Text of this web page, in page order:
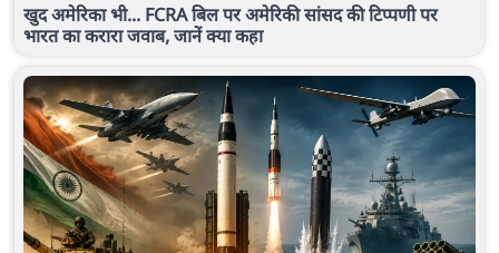
खुद अमेरिका भी... FCRA बिल पर अमेरिकी सांसद की टिप्पणी पर
भारत का करारा जवाब, जानें क्या कहा